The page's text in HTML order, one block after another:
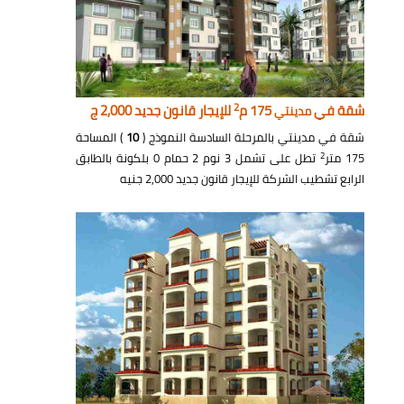
شقة فيمدينتي175 م 2للإيجار قانون جديد 2,000 ج
شقة في مدينتي بالمرحلة السادسة النموذج (10 ) المساحة
175 متر
2
تطل على تشمل 3 نوم 2 حمام 0 بلكونة بالطابق
الرابع تشطيب الشركة للإيجار قانون جديد 2,000 جنيه